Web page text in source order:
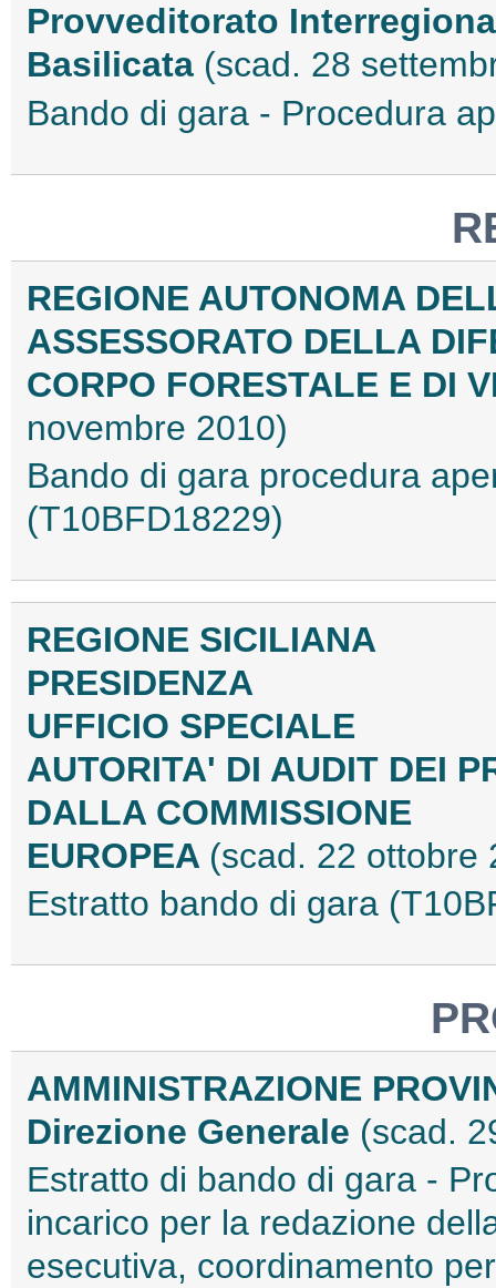
Provveditorato
Basilicata (scad. 28
Bando di gara - Procedura
REGIONE AUTONOMA
ASSESSORATO DELLA
CORPO FORESTALE E DI
novembre 2010)
Bando di gara procedura
(T10BFD18229)
REGIONE SICILIANA
PRESIDENZA
UFFICIO SPECIALE
AUTORITA' DI AUDIT DEI
DALLA COMMISSIONE
EUROPEA (scad. 22 ottobre
Estratto bando di gara
AMMINISTRAZIONE
Direzione Generale (scad.
Estratto di bando di gara -
incarico per la redazione
esecutiva, coordinamento